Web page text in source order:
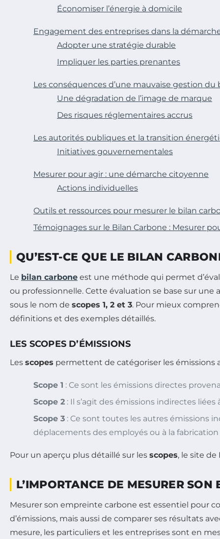
Économiser l’énergie à domicile
Engagement des entreprises dans la
Adopter une stratégie durable
Impliquer les parties prenantes
Les conséquences d’une mauvaise gestion du
Une dégradation de l’image de marque
Des risques réglementaires accrus
Les autorités publiques et la transition
Initiatives gouvernementales
Mesurer pour agir : une démarche citoyenne
Actions individuelles
Outils et ressources pour mesurer le bilan
Témoignages sur le Bilan Carbone : Mesurer
QU’EST-CE QUE LE BILAN
Le bilan carbone est une méthode qui permet
ou professionnelle. Cette évaluation se base sur une
sous le nom de scopes 1, 2 et 3. Pour mieux
définitions et des exemples détaillés.
LES SCOPES D’ÉMISSIONS
Les scopes permettent de catégoriser les émissions
Scope 1 : Ce sont les émissions directes
Scope 2 : Il s’agit des émissions indirectes
Scope 3 : Ce sont toutes les autres émissions
déplacements des employés ou à la
Pour un aperçu plus détaillé sur les scopes, le site
L’IMPORTANCE DE MESURER
Mesurer son empreinte carbone est essentiel pour
d’émissions, mais aussi de comparer ses résultats
mesure, les particuliers et les entreprises sont en